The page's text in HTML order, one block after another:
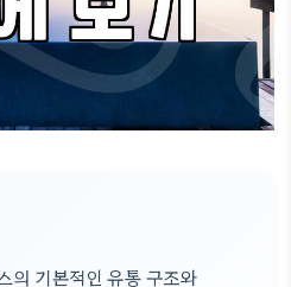
의 기본적인 유통 구조와